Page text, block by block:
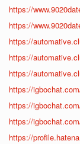
https://
https://
https://
https://
https://
https://
https://
https://
https://